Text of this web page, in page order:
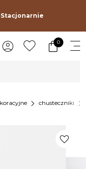
0
chevron_right chusteczniki chevron_right
favorite